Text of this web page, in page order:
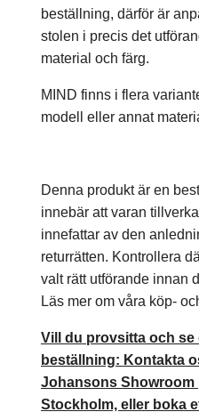
beställning, därför är
stolen i precis det
material och färg.
MIND finns i flera
modell eller annat
Denna produkt är en
innebär att varan
innefattar av den
returrätten. Kontrollera
valt rätt utförande innan
Läs mer om våra köp-
Vill du provsitta och se
beställning: Kontakta
Johansons Showroom
Stockholm, eller boka